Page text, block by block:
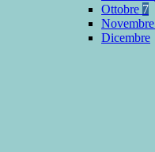
Ottobre 7
Novembre
Dicembre